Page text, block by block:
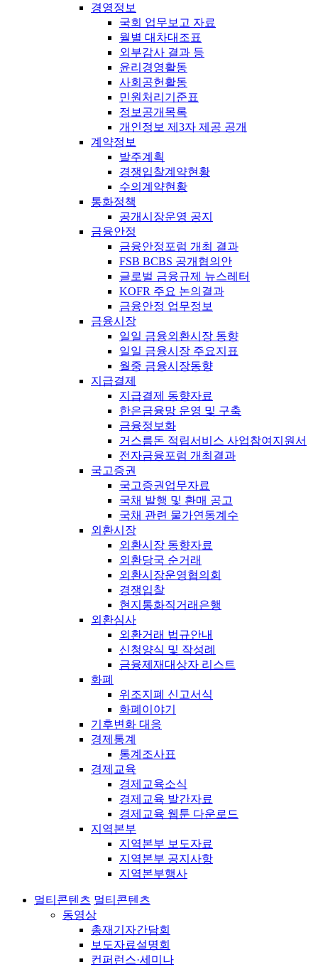
경영정보
국회 업무보고 자료
월별 대차대조표
외부감사 결과 등
윤리경영활동
사회공헌활동
민원처리기준표
정보공개목록
개인정보 제3자 제공 공개
계약정보
발주계획
경쟁입찰계약현황
수의계약현황
통화정책
공개시장운영 공지
금융안정
금융안정포럼 개최 결과
FSB BCBS 공개협의안
글로벌 금융규제 뉴스레터
KOFR 주요 논의결과
금융안정 업무정보
금융시장
일일 금융외환시장 동향
일일 금융시장 주요지표
월중 금융시장동향
지급결제
지급결제 동향자료
한은금융망 운영 및 구축
금융정보화
거스름돈 적립서비스 사업참여지원서
전자금융포럼 개최결과
국고증권
국고증권업무자료
국채 발행 및 환매 공고
국채 관련 물가연동계수
외환시장
외환시장 동향자료
외환당국 순거래
외환시장운영협의회
경쟁입찰
현지통화직거래은행
외환심사
외환거래 법규안내
신청양식 및 작성례
금융제재대상자 리스트
화폐
위조지폐 신고서식
화폐이야기
기후변화 대응
경제통계
통계조사표
경제교육
경제교육소식
경제교육 발간자료
경제교육 웹툰 다운로드
지역본부
지역본부 보도자료
지역본부 공지사항
지역본부행사
멀티콘텐츠 멀티콘텐츠
동영상
총재기자간담회
보도자료설명회
컨퍼런스·세미나